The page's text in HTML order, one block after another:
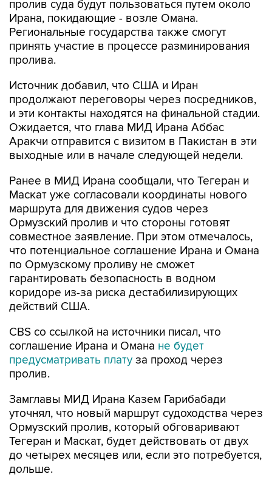
пролив суда будут пользоваться путем около
Ирана, покидающие - возле Омана.
Региональные государства также смогут
принять участие в процессе разминирования
пролива.
Источник добавил, что США и Иран
продолжают переговоры через посредников,
и эти контакты находятся на финальной стадии.
Ожидается, что глава МИД Ирана Аббас
Аракчи отправится с визитом в Пакистан в эти
выходные или в начале следующей недели.
Ранее в МИД Ирана сообщали, что Тегеран и
Маскат уже согласовали координаты нового
маршрута для движения судов через
Ормузский пролив и что стороны готовят
совместное заявление. При этом отмечалось,
что потенциальное соглашение Ирана и Омана
по Ормузскому проливу не сможет
гарантировать безопасность в водном
коридоре из-за риска дестабилизирующих
действий США.
CBS со ссылкой на источники писал, что
соглашение Ирана и Омана не будет
предусматривать плату за проход через
пролив.
Замглавы МИД Ирана Казем Гарибабади
уточнял, что новый маршрут судоходства через
Ормузский пролив, который обговаривают
Тегеран и Маскат, будет действовать от двух
до четырех месяцев или, если это потребуется,
дольше.